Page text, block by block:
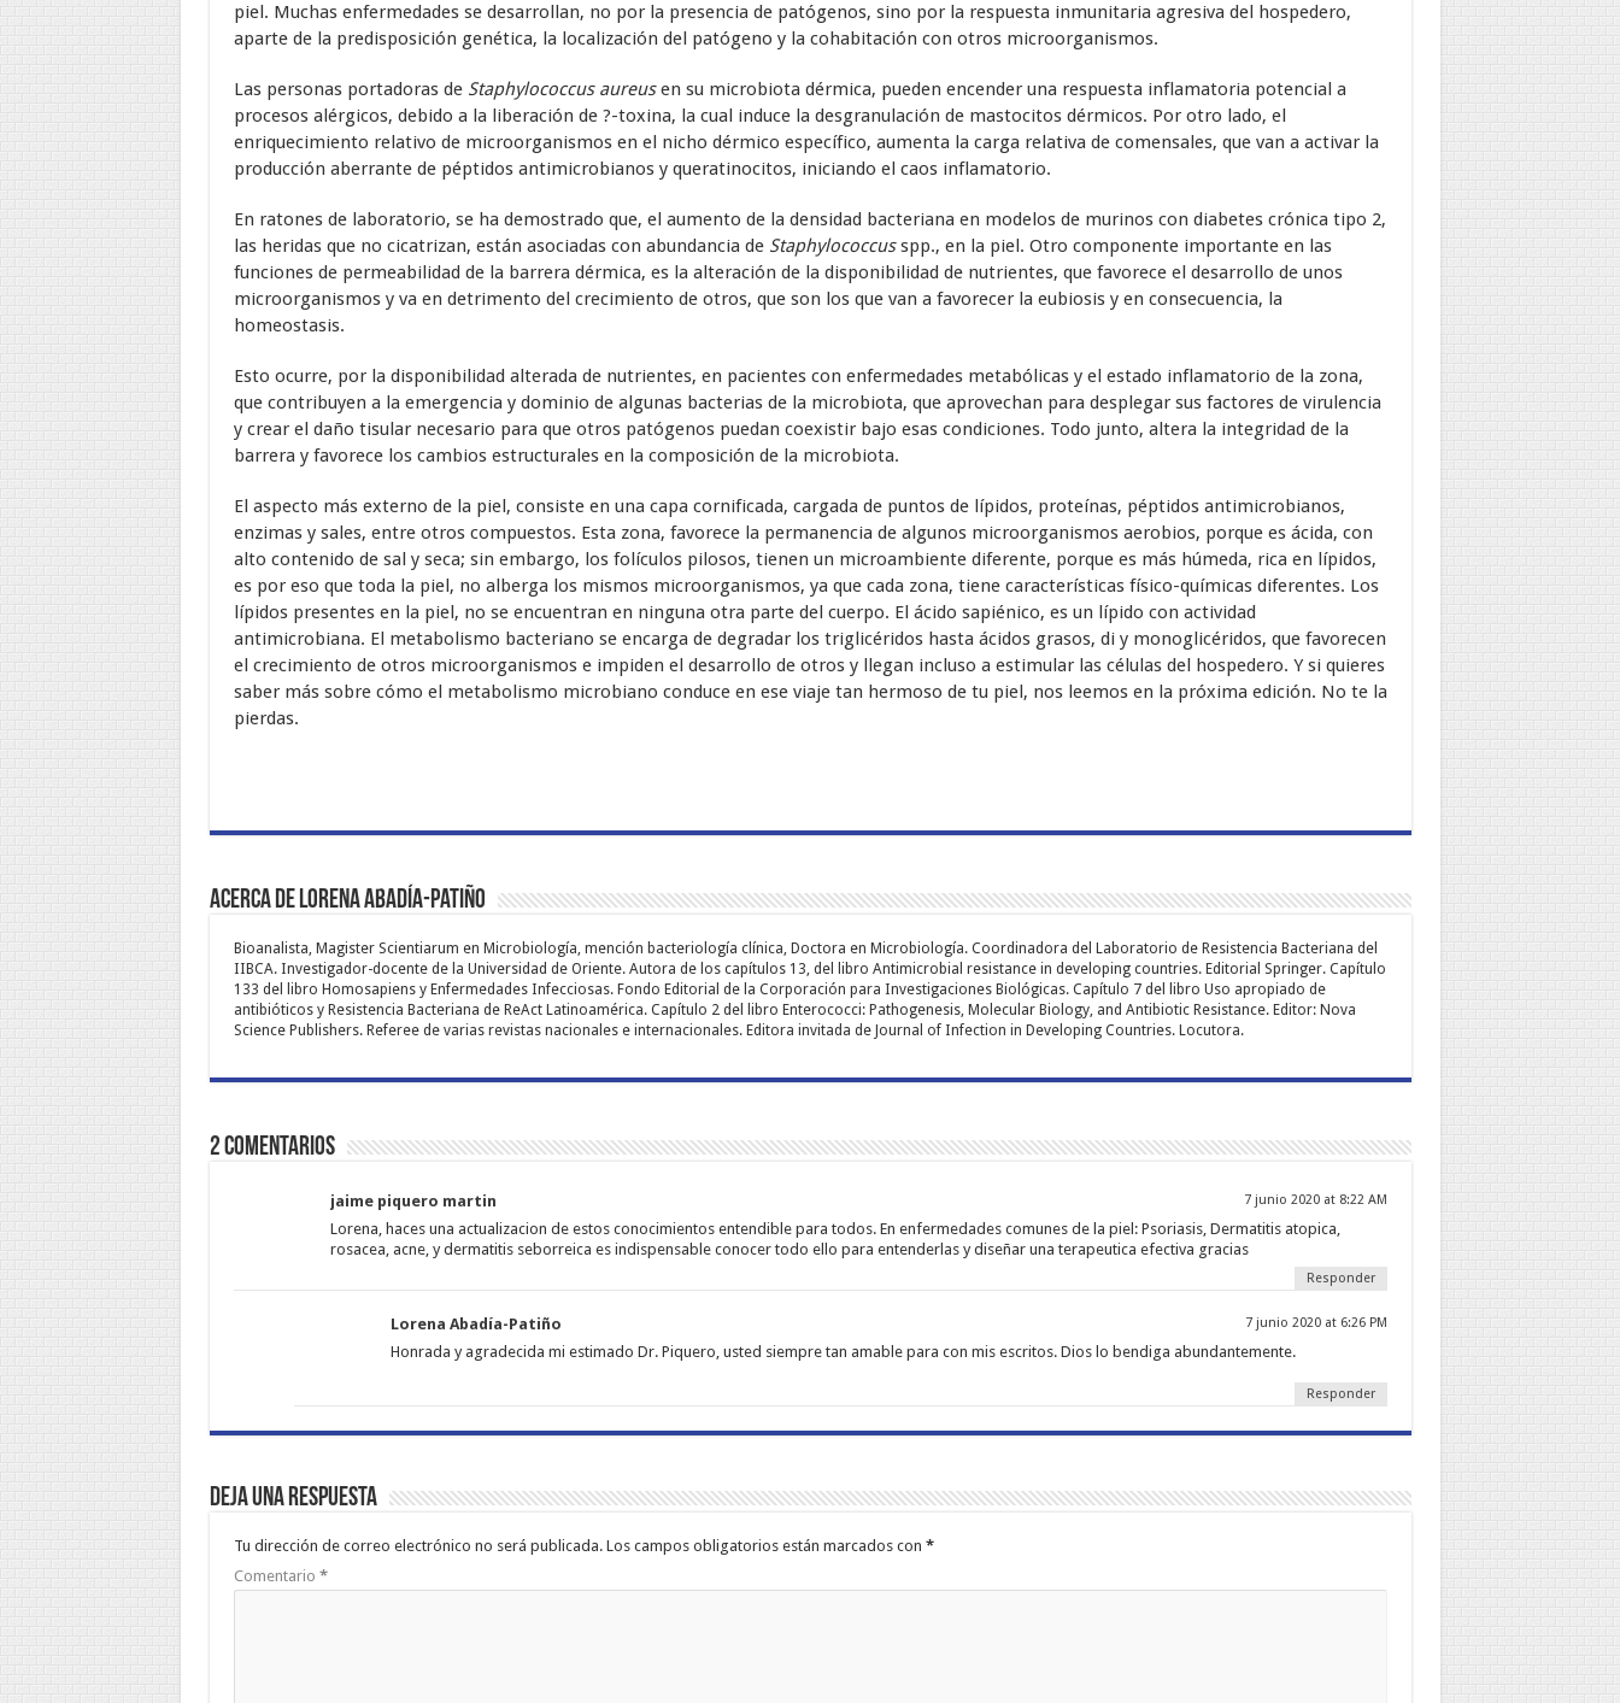
piel. Muchas enfermedades se desarrollan, no por la presencia de patógenos, sino por la respuesta inmunitaria agresiva del hospedero,
aparte de la predisposición genética, la localización del patógeno y la cohabitación con otros microorganismos.
Las personas portadoras de Staphylococcus aureusen su microbiota dérmica, pueden encender una respuesta inflamatoria potencial a
procesos alérgicos, debido a la liberación de ?-toxina, la cual induce la desgranulación de mastocitos dérmicos. Por otro lado, el
enriquecimiento relativo de microorganismos en el nicho dérmico específico, aumenta la carga relativa de comensales, que van a activar la
producción aberrante de péptidos antimicrobianos y queratinocitos, iniciando el caos inflamatorio.
En ratones de laboratorio, se ha demostrado que, el aumento de la densidad bacteriana en modelos de murinos con diabetes crónica tipo 2,
las heridas que no cicatrizan, están asociadas con abundancia de Staphylococcusspp., en la piel. Otro componente importante en las
funciones de permeabilidad de la barrera dérmica, es la alteración de la disponibilidad de nutrientes, que favorece el desarrollo de unos
microorganismos y va en detrimento del crecimiento de otros, que son los que van a favorecer la eubiosis y en consecuencia, la
homeostasis.
Esto ocurre, por la disponibilidad alterada de nutrientes, en pacientes con enfermedades metabólicas y el estado inflamatorio de la zona,
que contribuyen a la emergencia y dominio de algunas bacterias de la microbiota, que aprovechan para desplegar sus factores de virulencia
y crear el daño tisular necesario para que otros patógenos puedan coexistir bajo esas condiciones. Todo junto, altera la integridad de la
barrera y favorece los cambios estructurales en la composición de la microbiota.
El aspecto más externo de la piel, consiste en una capa cornificada, cargada de puntos de lípidos, proteínas, péptidos antimicrobianos,
enzimas y sales, entre otros compuestos. Esta zona, favorece la permanencia de algunos microorganismos aerobios, porque es ácida, con
alto contenido de sal y seca; sin embargo, los folículos pilosos, tienen un microambiente diferente, porque es más húmeda, rica en lípidos,
es por eso que toda la piel, no alberga los mismos microorganismos, ya que cada zona, tiene características físico-químicas diferentes. Los
lípidos presentes en la piel, no se encuentran en ninguna otra parte del cuerpo. El ácido sapiénico, es un lípido con actividad
antimicrobiana. El metabolismo bacteriano se encarga de degradar los triglicéridos hasta ácidos grasos, di y monoglicéridos, que favorecen
el crecimiento de otros microorganismos e impiden el desarrollo de otros y llegan incluso a estimular las células del hospedero. Y si quieres
saber más sobre cómo el metabolismo microbiano conduce en ese viaje tan hermoso de tu piel, nos leemos en la próxima edición. No te la
pierdas.
Acerca de Lorena Abadía-Patiño
Bioanalista, Magister Scientiarum en Microbiología, mención bacteriología clínica, Doctora en Microbiología. Coordinadora del Laboratorio de Resistencia Bacteriana del
IIBCA. Investigador-docente de la Universidad de Oriente. Autora de los capítulos 13, del libro Antimicrobial resistance in developing countries. Editorial Springer. Capítulo
133 del libro Homosapiens y Enfermedades Infecciosas. Fondo Editorial de la Corporación para Investigaciones Biológicas. Capítulo 7 del libro Uso apropiado de
antibióticos y Resistencia Bacteriana de ReAct Latinoamérica. Capítulo 2 del libro Enterococci: Pathogenesis, Molecular Biology, and Antibiotic Resistance. Editor: Nova
Science Publishers. Referee de varias revistas nacionales e internacionales. Editora invitada de Journal of Infection in Developing Countries. Locutora.
2 comentarios
jaime piquero martin 7 junio 2020 at 8:22 AM
Lorena, haces una actualizacion de estos conocimientos entendible para todos. En enfermedades comunes de la piel: Psoriasis, Dermatitis atopica,
rosacea, acne, y dermatitis seborreica es indispensable conocer todo ello para entenderlas y diseñar una terapeutica efectiva gracias
Responder
Lorena Abadía-Patiño 7 junio 2020 at 6:26 PM
Honrada y agradecida mi estimado Dr. Piquero, usted siempre tan amable para con mis escritos. Dios lo bendiga abundantemente.
Responder
Deja una respuesta
Tu dirección de correo electrónico no será publicada. Los campos obligatorios están marcados con *
Comentario *